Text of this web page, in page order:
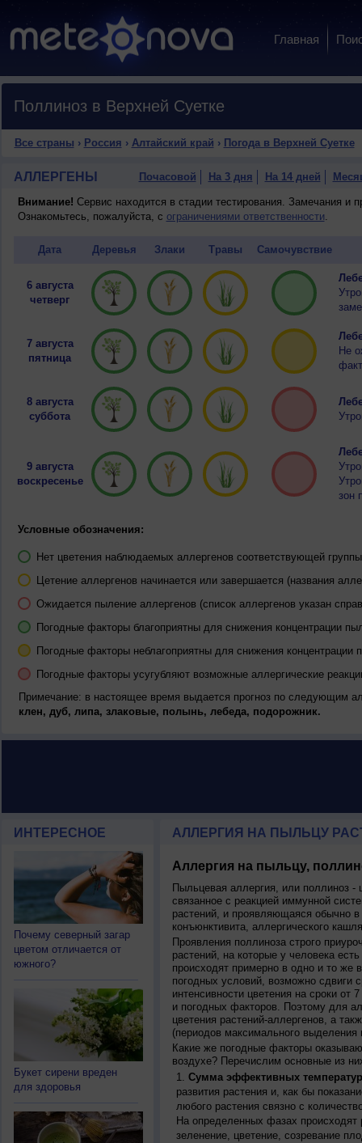
Главная
Поллиноз в Верхней Суетке
Все страны › Россия › Алтайский край › Погода в Верхней Суетке
АЛЛЕРГЕНЫ Почасовой На 3 дня На 14 дней
Внимание! Сервис находится в стадии тестирования. Замечания и
Ознакомьтесь, пожалуйста, с ограничениями ответственности.
Дата Деревья Злаки Травы Самочувствие
6 августа
четверг
7 августа
пятница
Не
8 августа
суббота
9 августа
воскресенье
зон
Условные обозначения:
Нет цветения наблюдаемых аллергенов соответствующей
Цетение аллергенов начинается или завершается (названия
Ожидается пыление аллергенов (список аллергенов указан
Погодные факторы благоприятны для снижения концентрации
Погодные факторы неблагоприятны для снижения концентрации
Погодные факторы усугубляют возможные аллергические
Примечание: в настоящее время выдается прогноз по следующим
клен, дуб, липа, злаковые, полынь, лебеда, подорожник.
ИНТЕРЕСНОЕ
Почему северный загар
цветом отличается от
южного?
Букет сирени вреден
для здоровья
АЛЛЕРГИЯ НА ПЫЛЬЦУ
Аллергия на пыльцу,
Пыльцевая аллергия, или поллиноз -
связанное с реакцией иммунной
растений, и проявляющаяся обычно
конъюнктивита, аллергического
Проявления поллиноза строго
растений, на которые у человека
происходят примерно в одно и то же
погодных условий, возможно сдвиги
интенсивности цветения на сроки от
и погодных факторов. Поэтому для
цветения растений-аллергенов, а
(периодов максимального
Какие же погодные факторы
воздухе? Перечислим основные из
Сумма эффективных
развития растения и, как бы
любого растения связно с
На определенных фазах происходят
зеленение, цветение, созревание